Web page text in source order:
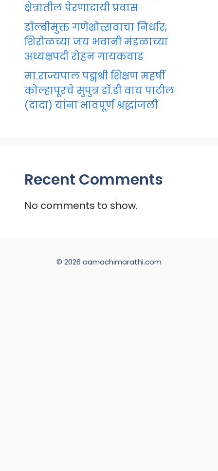
क्षेत्रातील प्रेरणादायी प्रवास
डॉल्बीमुक्त गणेशोत्सवाचा निर्धार;
शिरोळच्या जय भवानी मंडळाच्या
अध्यक्षपदी रोहन गायकवाड
मा.राज्यपाल पद्मश्री शिक्षण महर्षी
कोल्हापूरचे सुपुत्र डॉ.डी वाय पाटील
(दादा) यांना भावपूर्ण श्रद्धांजली
Recent Comments
No comments to show.
© 2026 aamachimarathi.com